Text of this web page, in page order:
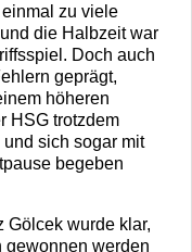
zu viele
die Halbzeit war
Doch auch
geprägt,
höheren
HSG trotzdem
sich sogar mit
begeben
Gölcek wurde klar,
gewonnen werden